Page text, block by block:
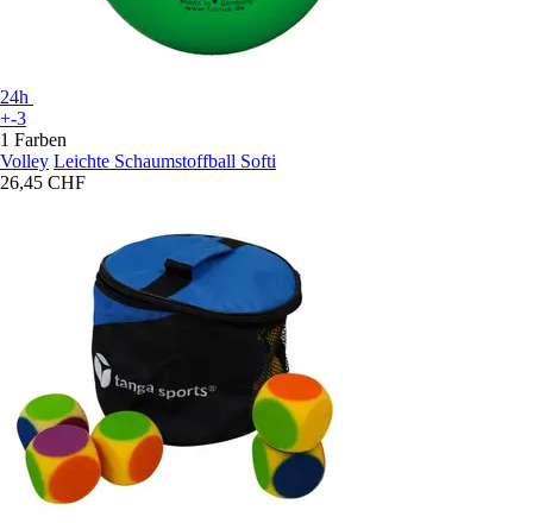
24h
+-3
1 Farben
Volley Leichte Schaumstoffball Softi
26,45 CHF